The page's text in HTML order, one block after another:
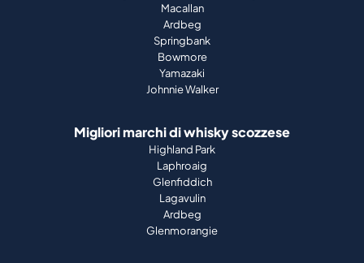
Macallan
Ardbeg
Springbank
Bowmore
Yamazaki
Johnnie Walker
Migliori marchi di whisky scozzese
Highland Park
Laphroaig
Glenfiddich
Lagavulin
Ardbeg
Glenmorangie